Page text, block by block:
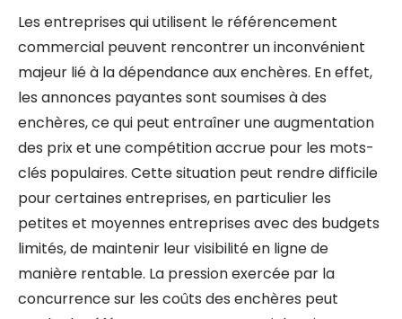
Les entreprises qui utilisent le référencement
commercial peuvent rencontrer un inconvénient
majeur lié à la dépendance aux enchères. En effet,
les annonces payantes sont soumises à des
enchères, ce qui peut entraîner une augmentation
des prix et une compétition accrue pour les mots-
clés populaires. Cette situation peut rendre difficile
pour certaines entreprises, en particulier les
petites et moyennes entreprises avec des budgets
limités, de maintenir leur visibilité en ligne de
manière rentable. La pression exercée par la
concurrence sur les coûts des enchères peut